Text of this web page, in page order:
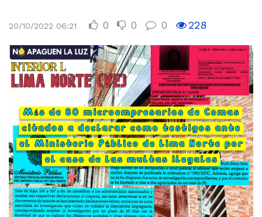
20/10/2022 06:21 0 0 0 228